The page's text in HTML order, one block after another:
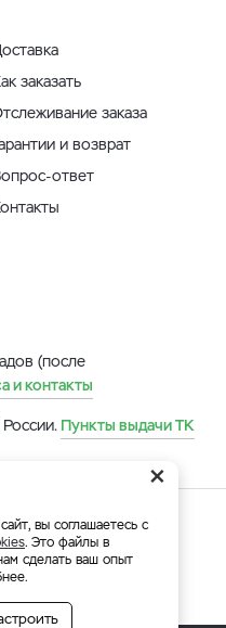
заказать
заказа
и возврат
ответ
(после
и контакты
Пункты выдачи ТК
×
вы соглашаетесь с
. Это файлы в
сделать ваш опыт